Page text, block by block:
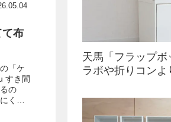
て布
「ケ
すき間
の
く
天馬「フラップ
ラボや折りコンよ